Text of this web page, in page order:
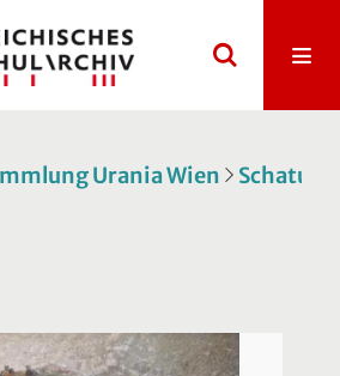
Urania Wien Schatulle